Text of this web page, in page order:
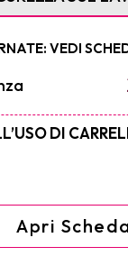
VEDI
DI
Apri